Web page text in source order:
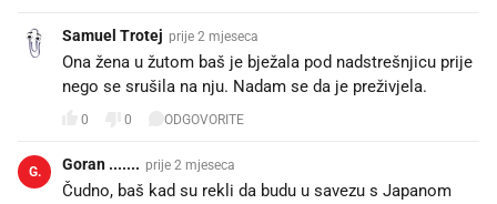
Samuel Trotej prije 2 mjeseca
Ona žena u žutom baš je bježala pod nadstrešnjicu prije
nego se srušila na nju. Nadam se da je preživjela.
0 0 ODGOVORITE
G. Goran ....... prije 2 mjeseca
Čudno, baš kad su rekli da budu u savezu s Japanom